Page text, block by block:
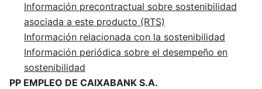
Información precontractual sobre sostenibilidad
asociada a este producto (RTS)
Información relacionada con la sostenibilidad
Información periódica sobre el desempeño en
sostenibilidad
PP EMPLEO DE CAIXABANK S.A.